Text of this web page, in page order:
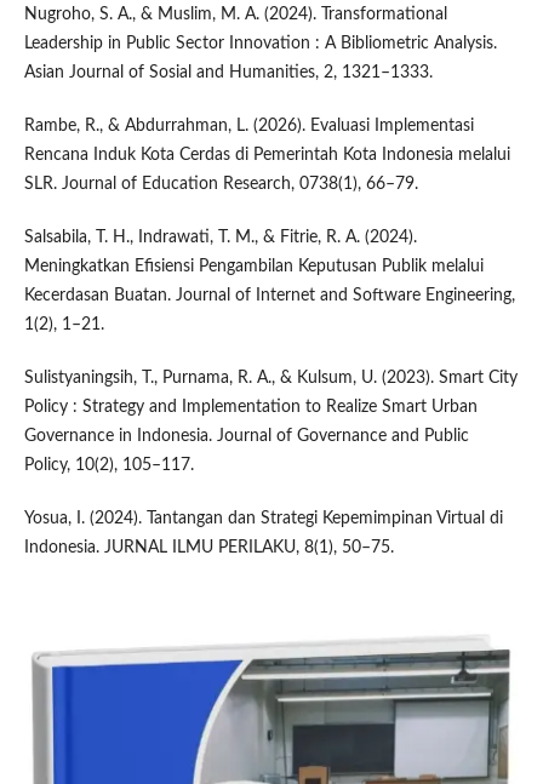
Nugroho, S. A., & Muslim, M. A. (2024). Transformational
Leadership in Public Sector Innovation : A Bibliometric Analysis.
Asian Journal of Sosial and Humanities, 2, 1321–1333.
Rambe, R., & Abdurrahman, L. (2026). Evaluasi Implementasi
Rencana Induk Kota Cerdas di Pemerintah Kota Indonesia melalui
SLR. Journal of Education Research, 0738(1), 66–79.
Salsabila, T. H., Indrawati, T. M., & Fitrie, R. A. (2024).
Meningkatkan Efisiensi Pengambilan Keputusan Publik melalui
Kecerdasan Buatan. Journal of Internet and Software Engineering,
1(2), 1–21.
Sulistyaningsih, T., Purnama, R. A., & Kulsum, U. (2023). Smart City
Policy : Strategy and Implementation to Realize Smart Urban
Governance in Indonesia. Journal of Governance and Public
Policy, 10(2), 105–117.
Yosua, I. (2024). Tantangan dan Strategi Kepemimpinan Virtual di
Indonesia. JURNAL ILMU PERILAKU, 8(1), 50–75.